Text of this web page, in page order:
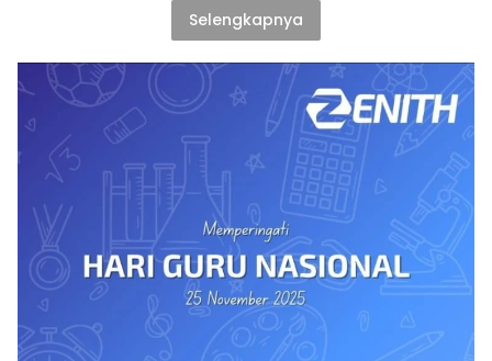
Selengkapnya